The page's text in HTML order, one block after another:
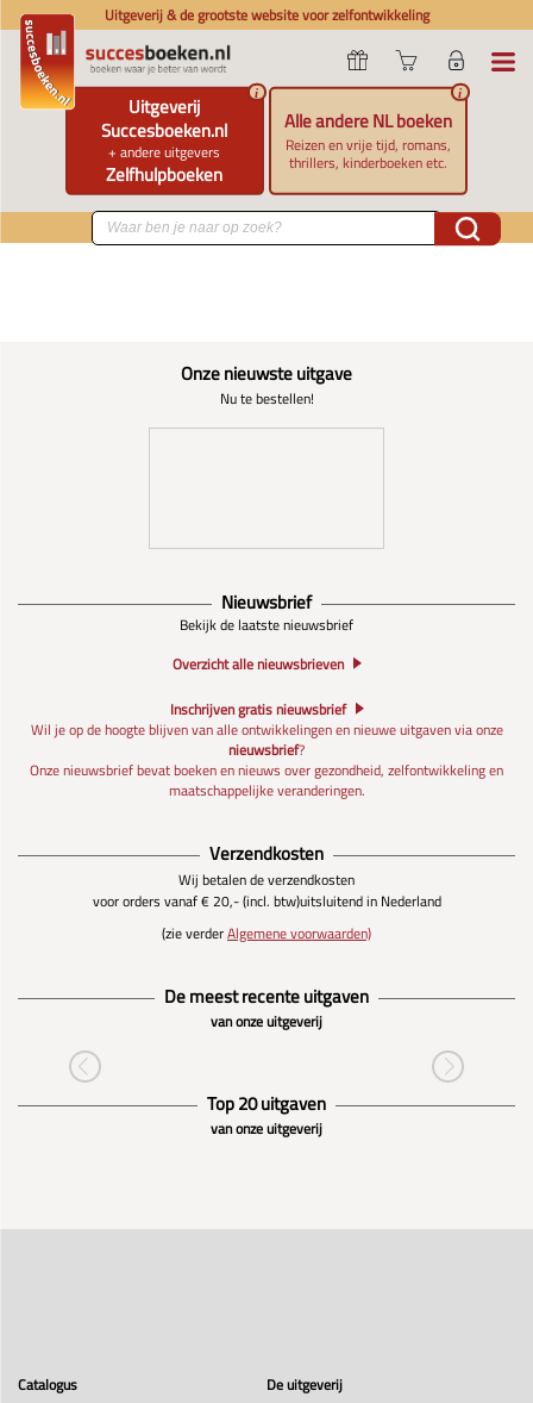
Uitgeverij & de grootste website voor zelfontwikkeling
Uitgeverij
Succesboeken.nl
+ andere uitgevers
Zelfhulpboeken
i
Alle andere NL boeken
Reizen en vrije tijd, romans,
thrillers, kinderboeken etc.
i
Onze nieuwste uitgave
Nu te bestellen!
Nieuwsbrief
Bekijk de laatste nieuwsbrief
Overzicht alle nieuwsbrieven
Inschrijven gratis nieuwsbrief
Wil je op de hoogte blijven van alle ontwikkelingen en nieuwe uitgaven via onze
nieuwsbrief?
Onze nieuwsbrief bevat boeken en nieuws over gezondheid, zelfontwikkeling en
maatschappelijke veranderingen.
Verzendkosten
Wij betalen de verzendkosten
voor orders vanaf € 20,- (incl. btw)uitsluitend in Nederland
(zie verderAlgemene voorwaarden)
De meest recente uitgaven
van onze uitgeverij
Top 20 uitgaven
van onze uitgeverij
Catalogus
De uitgeverij